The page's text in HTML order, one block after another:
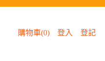
i
購物車(0) 登入 登記